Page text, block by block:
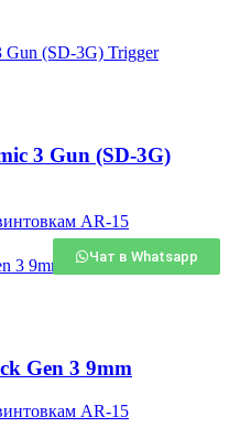
Чат в Whatsapp
3 Gun (SD-3G)
AR-15
Gen 3 9mm
AR-15